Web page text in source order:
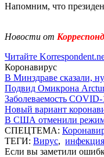
Напомним, что
Новости от
Читайте
Коронавирус
В Минздраве сказали,
Подвид Омикрона
Заболеваемость
Новый вариант
В США отменили режим
СПЕЦТЕМА:
ТЕГИ: Вирус, инфекция
Если вы заметили